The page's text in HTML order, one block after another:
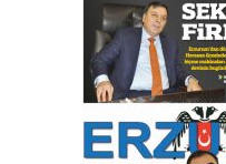
çıtayı yukarı
çekmemeli!
17 Şubat 2026 SalıOrhan
Bir fotoğraf,
gazeteci…
elinde?